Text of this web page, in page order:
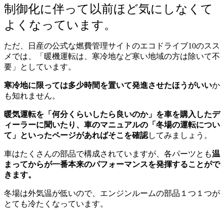
制御化に伴って以前ほど気にしなくて
よくなっています。
ただ、日産の公式な燃費管理サイトのエコドライブ10のスス
メでは、「暖機運転は、寒冷地など寒い地域の方は除いて不
要」としています。
寒冷地に限っては多少時間を置いて発進させたほうがいいか
も知れません。
暖気運転を「何分くらいしたら良いのか」を車を購入したデ
ィーラーに聞いたり、車のマニュアルの「冬場の運転につい
て」といったページがあればそこを確認してみましょう。
車はたくさんの部品で構成されていますが、各パーツとも温
まってからが一番本来のパフォーマンスを発揮することがで
きます。
冬場は外気温が低いので、エンジンルームの部品１つ１つが
とても冷たくなっています。